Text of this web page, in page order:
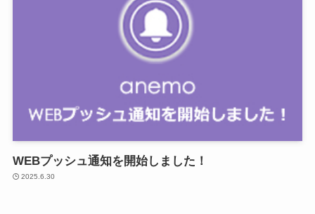
WEBプッシュ通知を開始しました！
2025.6.30